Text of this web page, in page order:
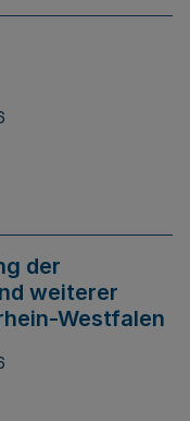
der
weiterer
Westfalen